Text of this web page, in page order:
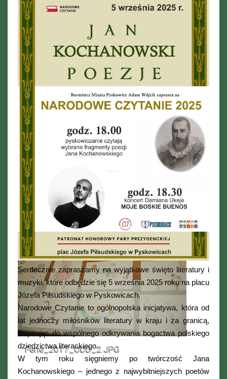
Ferie_2017_ODD_1.JPG
Ferie_2017_ODD_2.JPG
Serdecznie zapraszamy na wyjątkowe święto literatury i
muzyki, które odbędzie się 5 września 2025 roku na placu
Józefa Piłsudskiego w Pyskowicach.
Narodowe Czytanie to ogólnopolska inicjatywa, która od
lat jednoczy miłośników literatury w kraju i za granicą,
inspirując do wspólnego odkrywania bogactwa polskiego
dziedzictwa literackiego.
W tym roku sięgniemy po twórczość Jana
Kochanowskiego – jednego z najwybitniejszych poetów